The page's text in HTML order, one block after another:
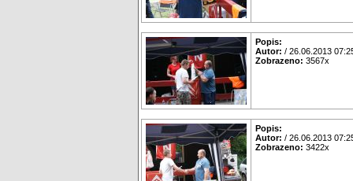
Popis:
Autor: / 26.06.2013
Zobrazeno: 3567x
Popis:
Autor: / 26.06.2013
Zobrazeno: 3422x